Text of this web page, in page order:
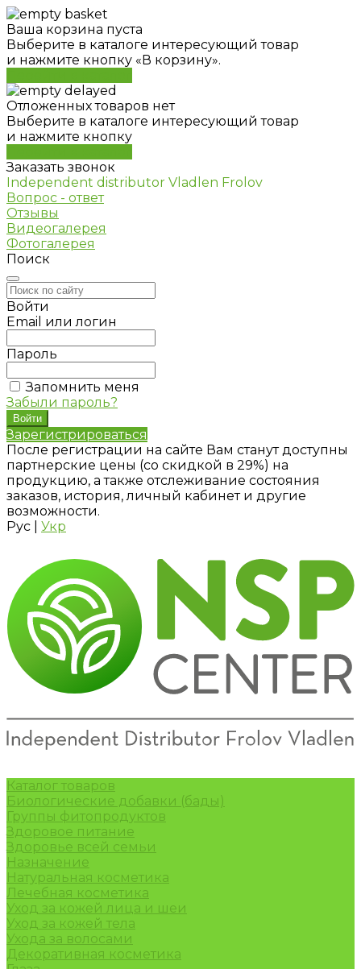
Ваша корзина пуста
Выберите в каталоге интересующий товар
и нажмите кнопку «В корзину».
Отложенных товаров нет
Выберите в каталоге интересующий товар
и нажмите кнопку
Заказать звонок
Independent distributor Vladlen Frolov
Вопрос - ответ
Отзывы
Видеогалерея
Фотогалерея
Поиск
Войти
Email или логин
Пароль
Запомнить меня
Забыли пароль?
Зарегистрироваться
После регистрации на сайте Вам станут доступны
партнерские цены (со скидкой в 29%) на
продукцию, а также отслеживание состояния
заказов, история, личный кабинет и другие
возможности.
Рус
Укр
Каталог товаров
Биологические добавки (бады)
Группы фитопродуктов
Здоровое питание
Здоровье всей семьи
Назначение
Натуральная косметика
Лечебная косметика
Уход за кожей лица и шеи
Уход за кожей тела
Ухода за волосами
Декоративная косметика